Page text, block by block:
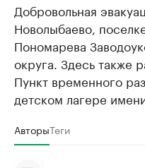
Добровольная
Новолыбаево,
Пономарева
округа. Здесь также
Пункт временного
детском лагере
АвторыТеги